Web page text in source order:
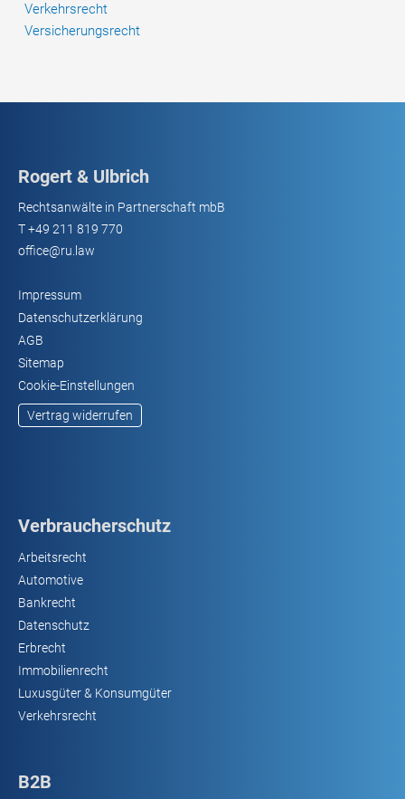
Verkehrsrecht
Versicherungsrecht
Rogert & Ulbrich
Rechtsanwälte in Partnerschaft mbB
T+49 211 819 770
office@ru.law
Impressum
Datenschutzerklärung
AGB
Sitemap
Cookie-Einstellungen
Vertrag widerrufen
Verbraucherschutz
Arbeitsrecht
Automotive
Bankrecht
Datenschutz
Erbrecht
Immobilienrecht
Luxusgüter & Konsumgüter
Verkehrsrecht
B2B